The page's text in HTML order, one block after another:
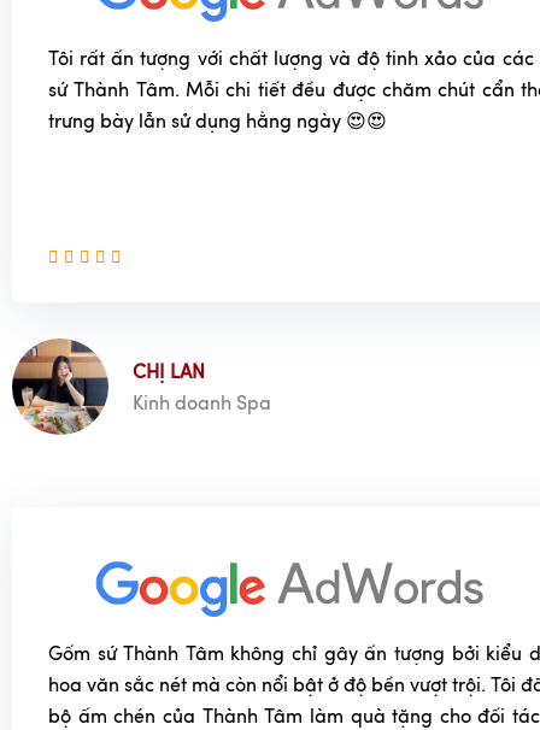
Khi phát hiện vết nứt, sứt mẻ hoặc bong tróc men
bát đĩa để tránh nguy cơ mất an toàn thực phẩm.
Bát đĩa gốm sứ men đen, một kiệt tác của nghệ thuật và sự
là điểm nhấn hoàn hảo cho không gian bếp nhà bạn.
Tôi rất ấn tượng với chất lượng và độ tinh xảo của
sứ Thành Tâm. Mỗi chi tiết đều được chăm chút cẩn
trưng bày lẫn sử dụng hằng ngày 😍😍
CHỊ LAN
Kinh doanh Spa
Gốm sứ Thành Tâm không chỉ gây ấn tượng bởi kiểu
hoa văn sắc nét mà còn nổi bật ở độ bền vượt trội. Tôi
bộ ấm chén của Thành Tâm làm quà tặng cho đối